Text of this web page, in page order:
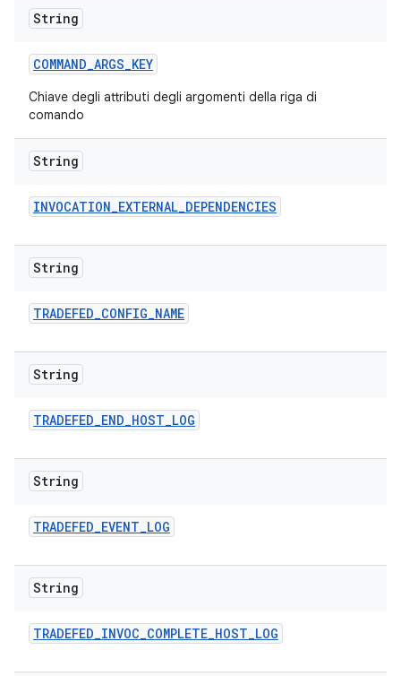
String
COMMAND_ARGS_KEY
Chiave degli attributi degli argomenti della riga di
comando
String
INVOCATION_EXTERNAL_DEPENDENCIES
String
TRADEFED_CONFIG_NAME
String
TRADEFED_END_HOST_LOG
String
TRADEFED_EVENT_LOG
String
TRADEFED_INVOC_COMPLETE_HOST_LOG